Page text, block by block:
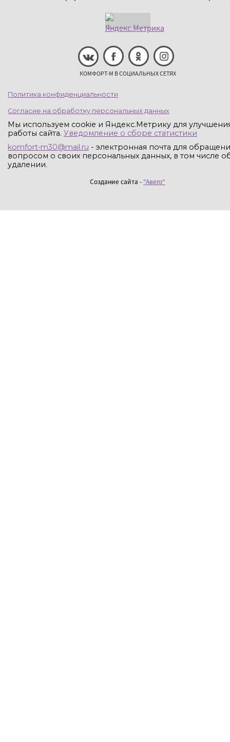
КОМФОРТ-М В СОЦИАЛЬНЫХ СЕТЯХ
Политика конфиденциальности
Согласие на обработку персональных данных
Мы используем cookie и Яндекс.Метрику для
работы сайта. Уведомление о сборе статистики
komfort-m30@mail.ru - электронная почта для
вопросом о своих персональных данных, в том числе
удалении.
Создание сайта - "Авего"